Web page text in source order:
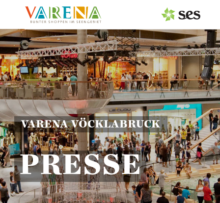
VARENA VÖCKLABRUCK
PRESSE
PRESSEAUSSENDUNGEN
MEDIAGALERIE
Fotos
Logos
Pressemappe
PRESSEKONTAKT